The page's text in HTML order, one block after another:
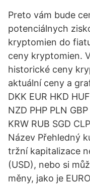
Preto vám bude
potenciálnych
kryptomien do
ceny kryptomien.
historické ceny
aktuální ceny a
DKK EUR HKD
NZD PHP PLN
KRW RUB SGD
Název Přehledný
tržní kapitalizace
(USD), nebo si
měny, jako je